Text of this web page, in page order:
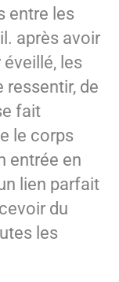
entre les
après avoir
les
ressentir, de
fait
le corps
entrée en
lien parfait
du
les